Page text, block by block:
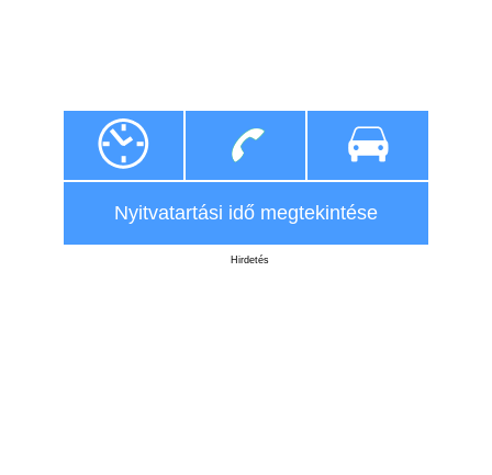
Nyitvatartási idő megtekintése
Hirdetés